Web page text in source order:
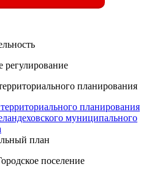
регулирование
планирования
планирования
муниципального
план
поселение